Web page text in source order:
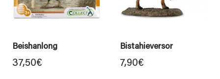
Beishanlong
37,50€
Bistahieversor
7,90€